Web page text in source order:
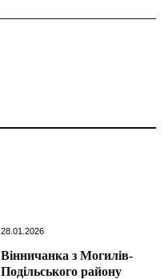
28.01.2026
Вінничанка з Могилів-
Подільського району